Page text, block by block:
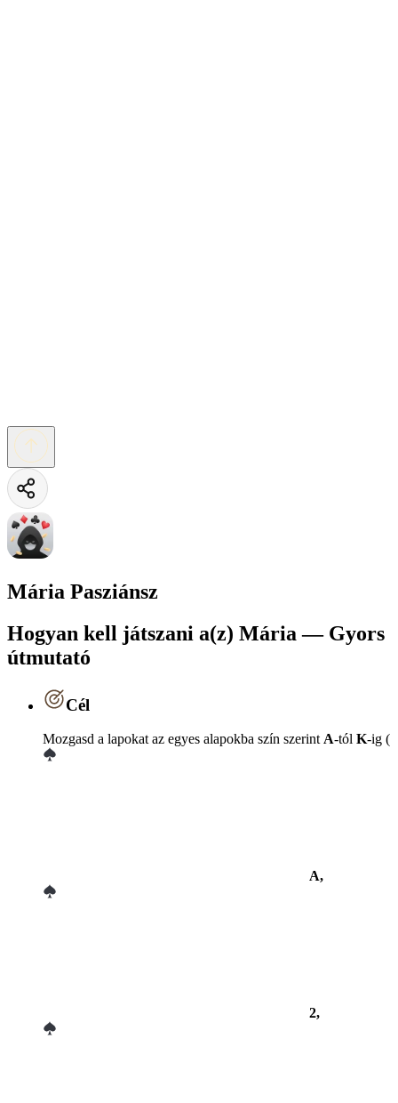
Mária Pasziánsz
Hogyan kell játszani a(z) Mária — Gyors
útmutató
Cél
Mozgasd a lapokat az egyes alapokba szín szerintA-tól K-ig (
A,
2,